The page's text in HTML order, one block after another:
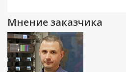
Мнение заказчика